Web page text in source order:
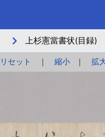
上杉憲當書状(目録)